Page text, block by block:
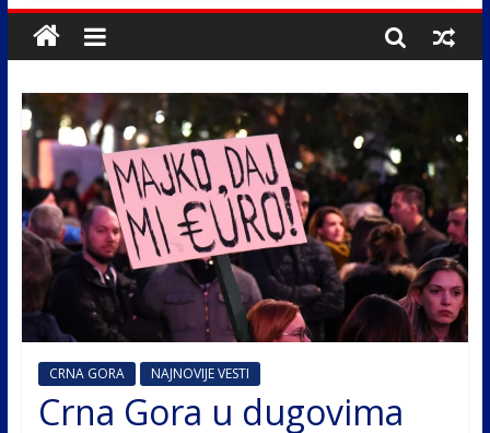
CRNA GORA NAJNOVIJE VESTI
Crna Gora u dugovima